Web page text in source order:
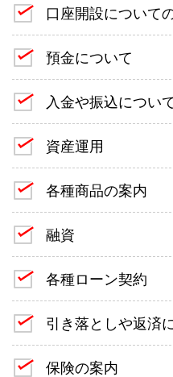
口座開設について
預金について
入金や振込につい
資産運用
各種商品の案内
融資
各種ローン契約
引き落としや返済
保険の案内